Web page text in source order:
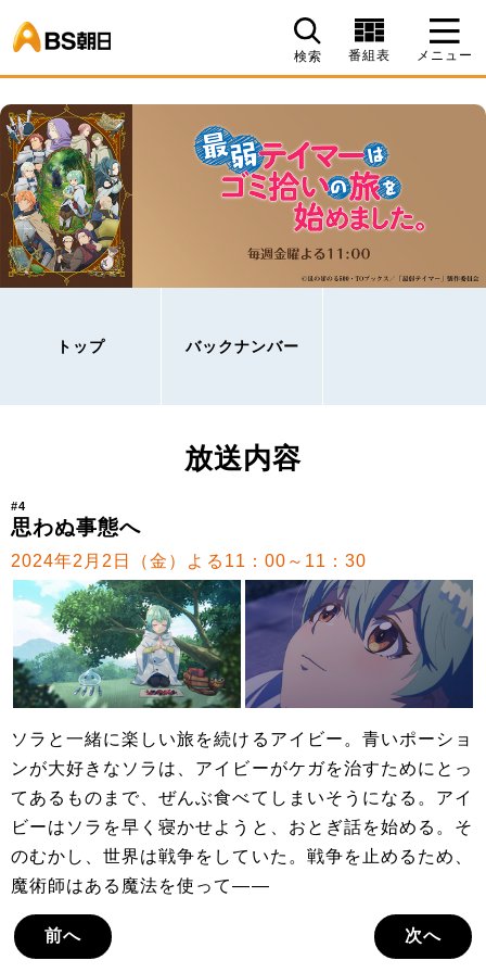
検索 番組表 メニュー
トップ バックナンバー
放送内容
#4
思わぬ事態へ
2024年2月2日（金）よる11：00～11：30
ソラと一緒に楽しい旅を続けるアイビー。青いポーショ
ンが大好きなソラは、アイビーがケガを治すためにとっ
てあるものまで、ぜんぶ食べてしまいそうになる。アイ
ビーはソラを早く寝かせようと、おとぎ話を始める。そ
のむかし、世界は戦争をしていた。戦争を止めるため、
魔術師はある魔法を使って――
前へ 次へ